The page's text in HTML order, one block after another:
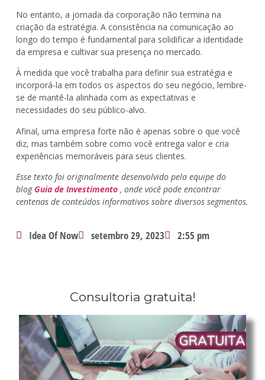
No entanto, a jornada da corporação não termina na
criação da estratégia. A consistência na comunicação ao
longo do tempo é fundamental para solidificar a identidade
da empresa e cultivar sua presença no mercado.
À medida que você trabalha para definir sua estratégia e
incorporá-la em todos os aspectos do seu negócio, lembre-
se de mantê-la alinhada com as expectativas e
necessidades do seu público-alvo.
Afinal, uma empresa forte não é apenas sobre o que você
diz, mas também sobre como você entrega valor e cria
experiências memoráveis para seus clientes.
Esse texto foi originalmente desenvolvido pela equipe do
blog Guia de Investimento , onde você pode encontrar
centenas de conteúdos informativos sobre diversos segmentos.
Idea Of Now setembro 29, 2023 2:55 pm
Consultoria gratuita!